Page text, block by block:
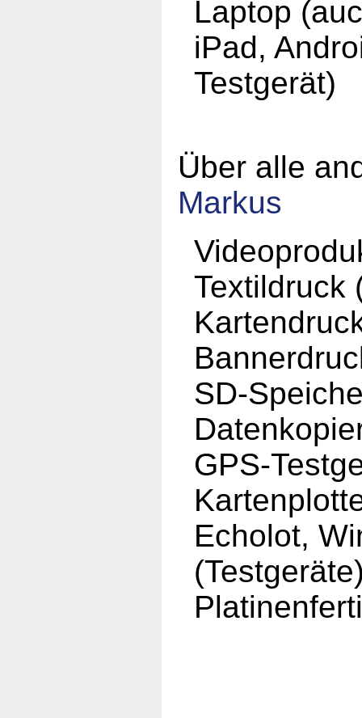
Laptop
iPad,
Testgerät)
Über alle
Markus
Textildruck
SD-
GPS-
Echolot,